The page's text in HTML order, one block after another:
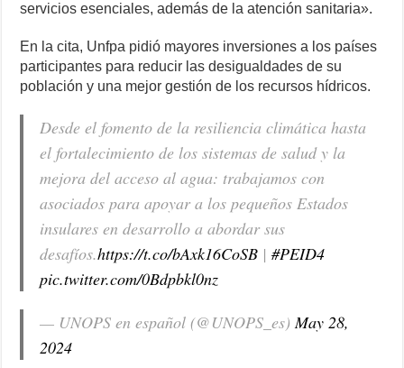
servicios esenciales, además de la atención sanitaria».
En la cita, Unfpa pidió mayores inversiones a los países
participantes para reducir las desigualdades de su
población y una mejor gestión de los recursos hídricos.
Desde el fomento de la resiliencia climática hasta
el fortalecimiento de los sistemas de salud y la
mejora del acceso al agua: trabajamos con
asociados para apoyar a los pequeños Estados
insulares en desarrollo a abordar sus
desafíos.https://t.co/bAxk16CoSB |#PEID4
pic.twitter.com/0Bdpbkl0nz
— UNOPS en español (@UNOPS_es)May 28,
2024